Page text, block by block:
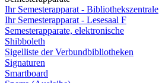
Ihr Semesterapparat - Bibliothekszentrale
Ihr Semesterapparat - Lesesaal F
Semesterapparate, elektronische
Shibboleth
Sigelliste der Verbundbibliotheken
Signaturen
Smartboard